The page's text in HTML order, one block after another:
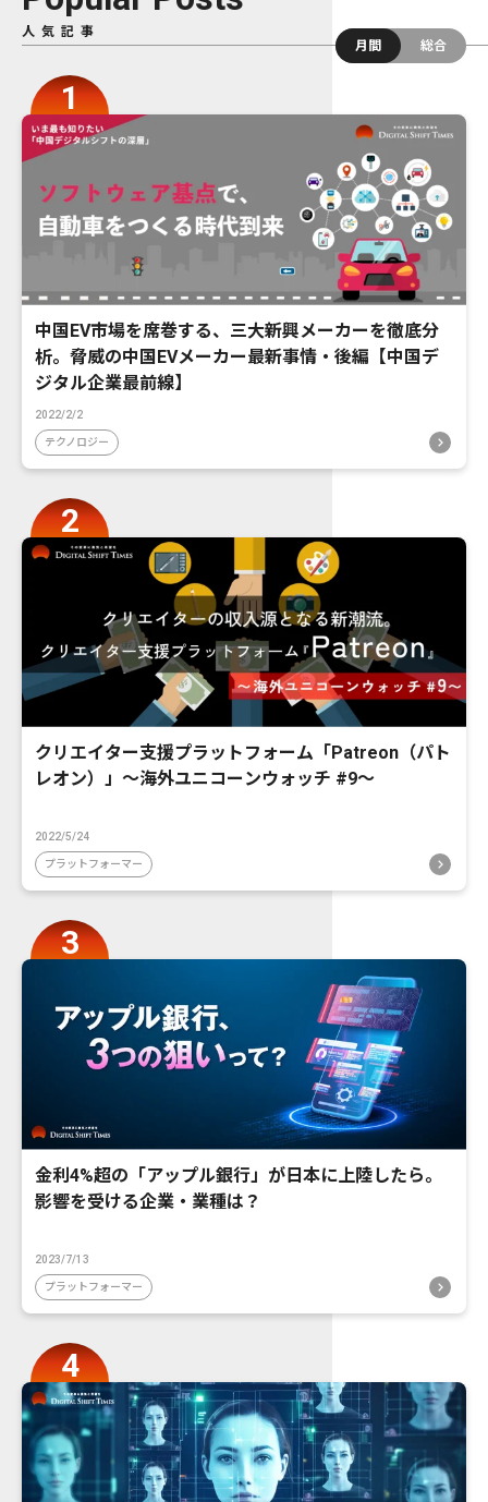
人気記事
月間
総合
中国EV市場を席巻する、三大新興メーカーを徹底分
析。脅威の中国EVメーカー最新事情・後編【中国デ
ジタル企業最前線】
2022/2/2
テクノロジー
クリエイター支援プラットフォーム「Patreon（パト
レオン）」〜海外ユニコーンウォッチ #9〜
2022/5/24
プラットフォーマー
金利4%超の「アップル銀行」が日本に上陸したら。
影響を受ける企業・業種は？
2023/7/13
プラットフォーマー